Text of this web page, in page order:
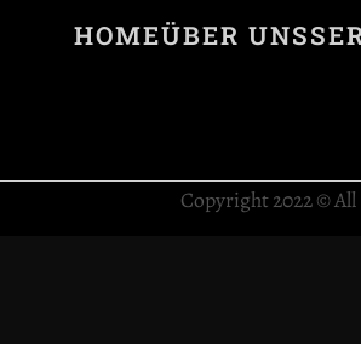
HOMEÜBER UNS
Copyright 2022 ©